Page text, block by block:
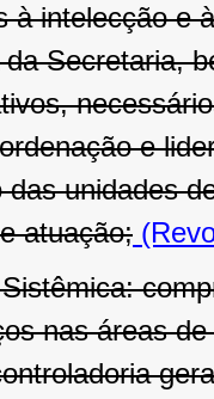
à intelecção e
Secretaria,
e
unidades
atuação;
nas áreas